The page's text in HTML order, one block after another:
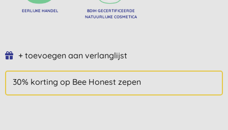
EERLIJKE HANDEL
BDIH GECERTIFICEERDE
NATUURLIJKE COSMETICA
+ toevoegen aan verlanglijst
30% korting op Bee Honest zepen